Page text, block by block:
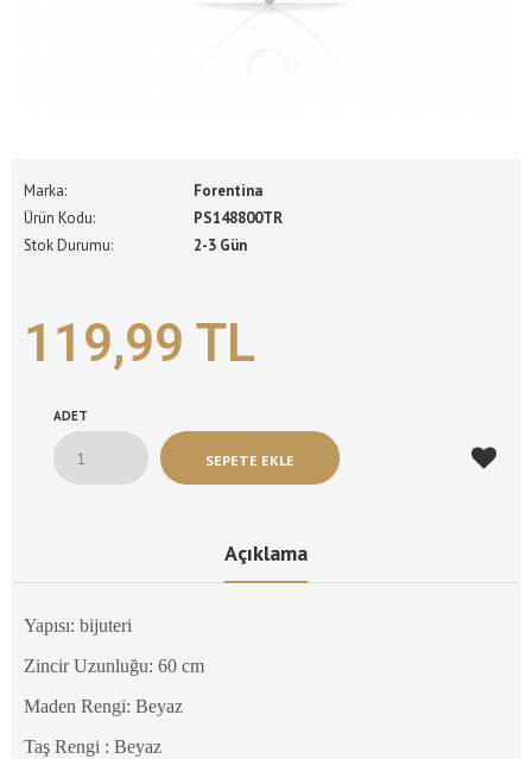
Marka:
Forentina
Ürün Kodu:
PS148800TR
Stok Durumu:
2-3 Gün
119,99 TL
ADET
Açıklama
Yapısı: bijuteri
Zincir Uzunluğu: 60 cm
Maden Rengi: Beyaz
Taş Rengi : Beyaz